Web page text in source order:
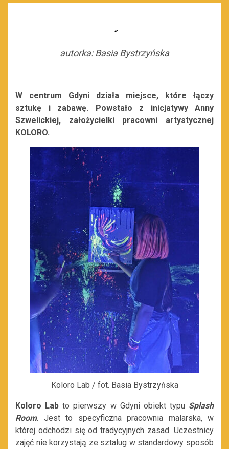
autorka: Basia Bystrzyńska
W centrum Gdyni działa miejsce, które łączy
sztukę i zabawę. Powstało z inicjatywy Anny
Szwelickiej, założycielki pracowni artystycznej
KOLORO.
Koloro Lab / fot. Basia Bystrzyńska
Koloro Lab to pierwszy w Gdyni obiekt typu Splash
Room. Jest to specyficzna pracownia malarska, w
której odchodzi się od tradycyjnych zasad. Uczestnicy
zajęć nie korzystają ze sztalug w standardowy sposób